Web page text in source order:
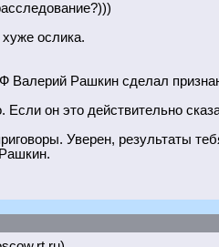
ослика.
Рашкин сделал
Если он это действительно
Уверен, результаты